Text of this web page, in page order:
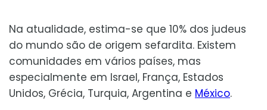
Na atualidade, estima-se que 10% dos judeus
do mundo são de origem sefardita. Existem
comunidades em vários países, mas
especialmente em Israel, França, Estados
Unidos, Grécia, Turquia, Argentina e México.